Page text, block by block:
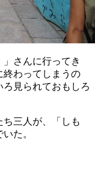
さんに行ってき
終わってしまうの
見られておもしろ
三人が、「しも
た。